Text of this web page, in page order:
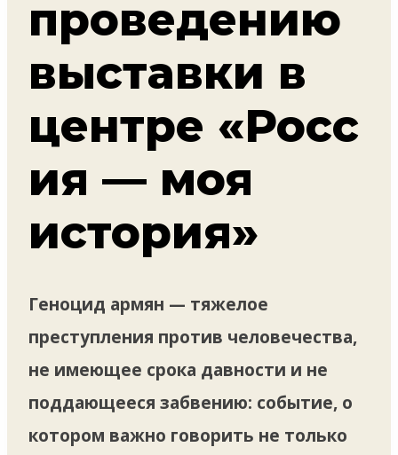
проведению
выставки в
центре «Росс
ия — моя
история»
Геноцид армян — тяжелое
преступления против человечества,
не имеющее срока давности и не
поддающееся забвению: событие, о
котором важно говорить не только